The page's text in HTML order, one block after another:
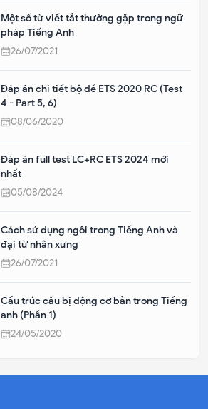
Một số từ viết tắt thường gặp trong ngữ
pháp Tiếng Anh
26/07/2021
Đáp án chi tiết bộ đề ETS 2020 RC (Test
4 - Part 5, 6)
08/06/2020
Đáp án full test LC+RC ETS 2024 mới
nhất
05/08/2024
Cách sử dụng ngôi trong Tiếng Anh và
đại từ nhân xưng
26/07/2021
Cấu trúc câu bị động cơ bản trong Tiếng
anh (Phần 1)
24/05/2020